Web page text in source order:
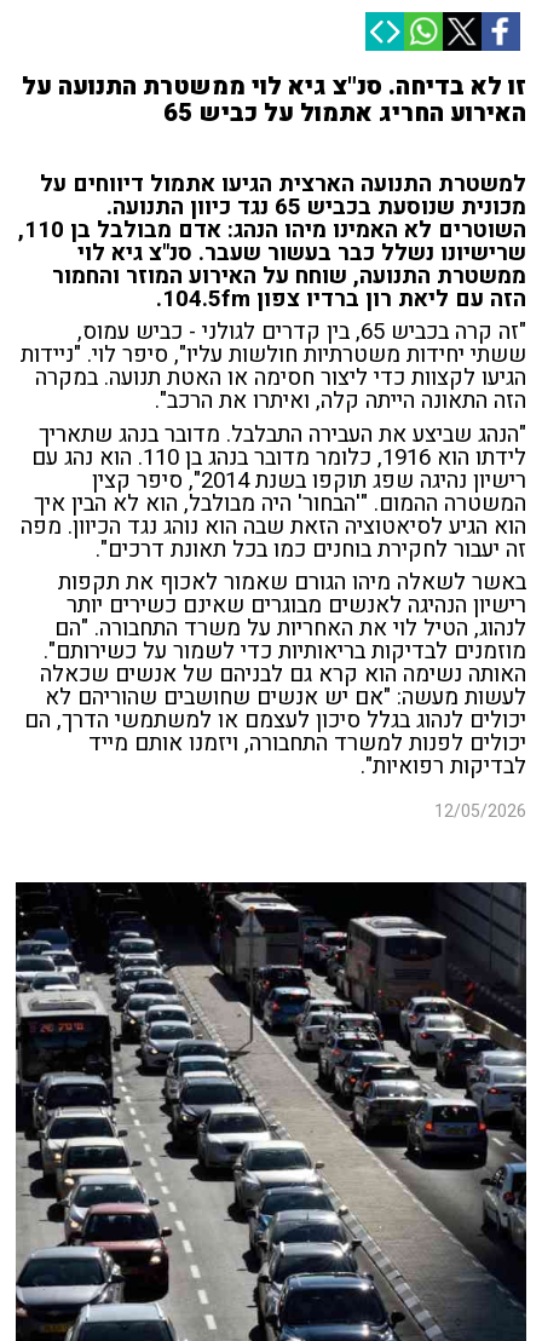
זו לא בדיחה. סנ"צ גיא לוי ממשטרת התנועה על
האירוע החריג אתמול על כביש 65
למשטרת התנועה הארצית הגיעו אתמול דיווחים על
מכונית שנוסעת בכביש 65 נגד כיוון התנועה.
השוטרים לא האמינו מיהו הנהג: אדם מבולבל בן 110,
שרישיונו נשלל כבר בעשור שעבר. סנ"צ גיא לוי
ממשטרת התנועה, שוחח על האירוע המוזר והחמור
הזה עם ליאת רון ברדיו צפון 104.5fm.
"זה קרה בכביש 65, בין קדרים לגולני - כביש עמוס,
ששתי יחידות משטרתיות חולשות עליו", סיפר לוי. "ניידות
הגיעו לקצוות כדי ליצור חסימה או האטת תנועה. במקרה
הזה התאונה הייתה קלה, ואיתרו את הרכב".
"הנהג שביצע את העבירה התבלבל. מדובר בנהג שתאריך
לידתו הוא 1916, כלומר מדובר בנהג בן 110. הוא נהג עם
רישיון נהיגה שפג תוקפו בשנת 2014", סיפר קצין
המשטרה ההמום. "'הבחור' היה מבולבל, הוא לא הבין איך
הוא הגיע לסיאטוציה הזאת שבה הוא נוהג נגד הכיוון. מפה
זה יעבור לחקירת בוחנים כמו בכל תאונת דרכים".
באשר לשאלה מיהו הגורם שאמור לאכוף את תקפות
רישיון הנהיגה לאנשים מבוגרים שאינם כשירים יותר
לנהוג, הטיל לוי את האחריות על משרד התחבורה. "הם
מוזמנים לבדיקות בריאותיות כדי לשמור על כשירותם".
האותה נשימה הוא קרא גם לבניהם של אנשים שכאלה
לעשות מעשה: "אם יש אנשים שחושבים שהוריהם לא
יכולים לנהוג בגלל סיכון לעצמם או למשתמשי הדרך, הם
יכולים לפנות למשרד התחבורה, ויזמנו אותם מייד
לבדיקות רפואיות".
12/05/2026